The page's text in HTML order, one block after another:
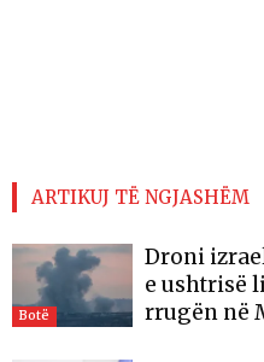
ARTIKUJ TË NGJASHËM
Botë
Droni
e ushtrisë
rrugën në